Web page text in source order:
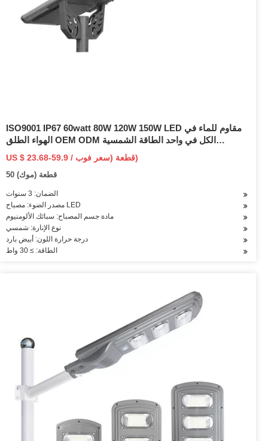
ISO9001 IP67 60watt 80W 120W 150W LED مقاوم للماء في
الهواء الطلق OEM ODM الكل في واحد الطاقة الشمسية
المتكاملة حديقة الطريق ضوء الشارع مع بطارية ليثيوم
US $ 23.68-59.9 / قطعة (سعر فوب)
50 قطعة (موك)
الضمان: 3 سنوات
مصدر الضوء: مصباح LED
مادة جسم المصباح: سبائك الألومنيوم
نوع الإنارة: شمسي
درجة حرارة اللون: أبيض بارد
الطاقة: ≥ 30 واط